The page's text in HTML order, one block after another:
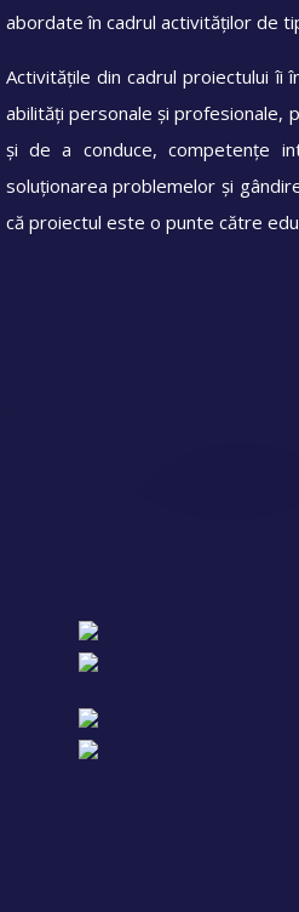
abordate în cadrul activităților de
Activitățile din cadrul proiectului îi
abilități personale și profesionale,
și de a conduce, competențe
soluționarea problemelor și
că proiectul este o punte către